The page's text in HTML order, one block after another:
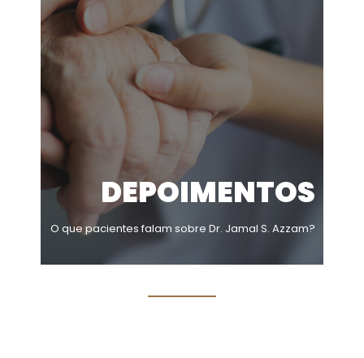
DEPOIMENTOS
O que pacientes falam sobre Dr. Jamal S. Azzam?